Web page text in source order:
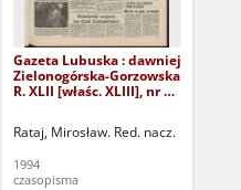
Gazeta Lubuska : dawniej
Zielonogórska-Gorzowska
R. XLII [właśc. XLIII], nr 22
Rataj, Mirosław. Red. nacz.
1994
czasopisma